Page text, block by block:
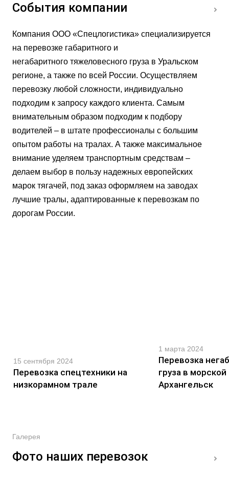
События компании
Компания ООО «Спецлогистика» специализируется
на перевозке габаритного и
негабаритного тяжеловесного груза в Уральском
регионе, а также по всей России. Осуществляем
перевозку любой сложности, индивидуально
подходим к запросу каждого клиента. Самым
внимательным образом подходим к подбору
водителей – в штате профессионалы с большим
опытом работы на тралах. А также максимальное
внимание уделяем транспортным средствам –
делаем выбор в пользу надежных европейских
марок тягачей, под заказ оформляем на заводах
лучшие тралы, адаптированные к перевозкам по
дорогам России.
Перевозка спецтехники на
низкорамном трале
15 сентября 2024
Перевозка
груза в
Архангельск
1 марта 2024
Галерея
Фото наших перевозок